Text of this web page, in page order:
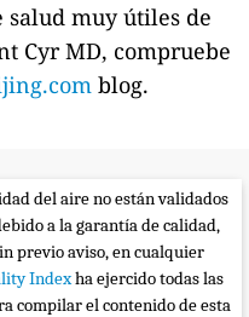
salud muy útiles de
Cyr MD, compruebe
blog.
del aire no están validados
a la garantía de calidad,
previo aviso, en cualquier
Indexha ejercido todas las
compilar el contenido de esta